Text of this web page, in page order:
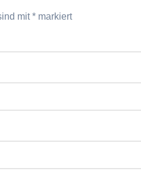
mit* markiert